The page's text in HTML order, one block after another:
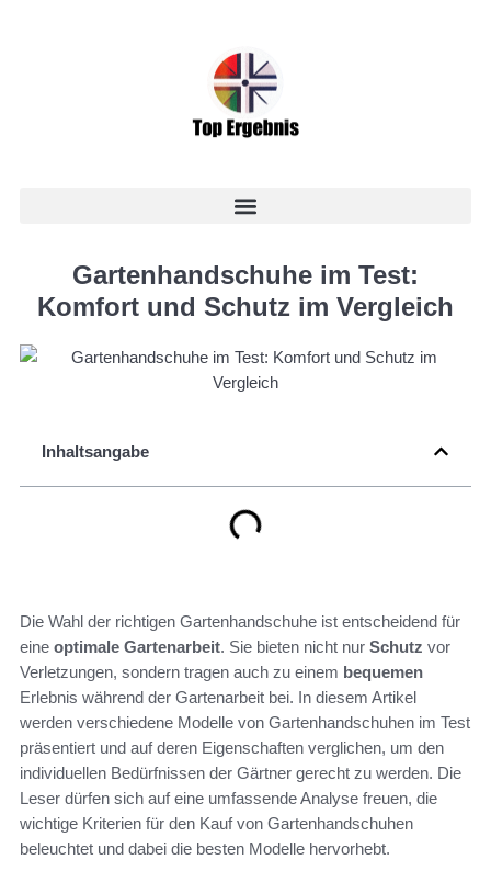
Gartenhandschuhe im Test:
Komfort und Schutz im Vergleich
Inhaltsangabe
Die Wahl der richtigen Gartenhandschuhe ist entscheidend für
eine optimale Gartenarbeit. Sie bieten nicht nur Schutz vor
Verletzungen, sondern tragen auch zu einem bequemen
Erlebnis während der Gartenarbeit bei. In diesem Artikel
werden verschiedene Modelle von Gartenhandschuhen im Test
präsentiert und auf deren Eigenschaften verglichen, um den
individuellen Bedürfnissen der Gärtner gerecht zu werden. Die
Leser dürfen sich auf eine umfassende Analyse freuen, die
wichtige Kriterien für den Kauf von Gartenhandschuhen
beleuchtet und dabei die besten Modelle hervorhebt.